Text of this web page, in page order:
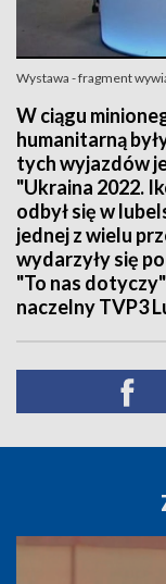
Wystawa - fragment
W ciągu
humanitarną
tych wyjazdów
"Ukraina 2022.
odbył się w
jednej z wielu
wydarzyły się
"To nas
naczelny TVP3